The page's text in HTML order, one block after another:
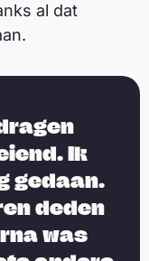
al dat
Ik
gedaan.
deden
was